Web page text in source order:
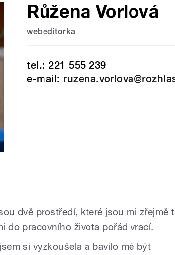
Růžena Vorlová
webeditorka
tel.: 221 555 239
e-mail:
dvě prostředí, které jsou mi zřejmě
do pracovního života pořád vrací.
si vyzkoušela a bavilo mě být